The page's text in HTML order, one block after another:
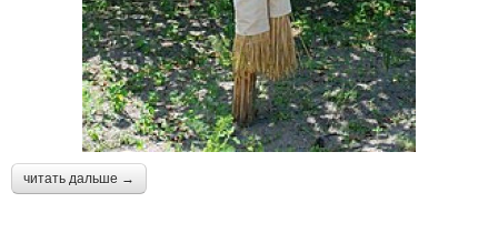
читать дальше →